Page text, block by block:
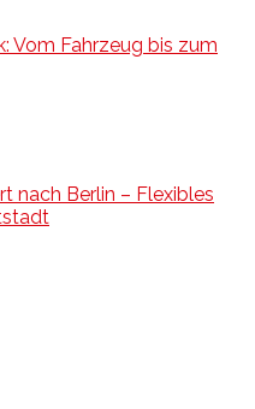
Vom Fahrzeug bis zum
nach Berlin – Flexibles